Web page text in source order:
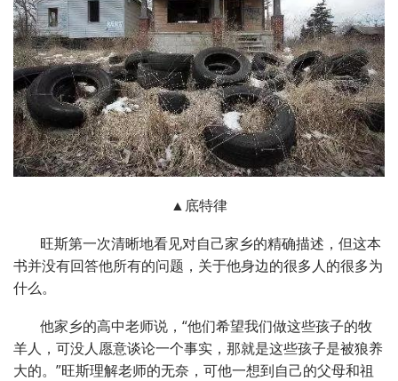
▲底特律
旺斯第一次清晰地看见对自己家乡的精确描述，但这本
书并没有回答他所有的问题，关于他身边的很多人的很多为
什么。
他家乡的高中老师说，“他们希望我们做这些孩子的牧
羊人，可没人愿意谈论一个事实，那就是这些孩子是被狼养
大的。”旺斯理解老师的无奈，可他一想到自己的父母和祖